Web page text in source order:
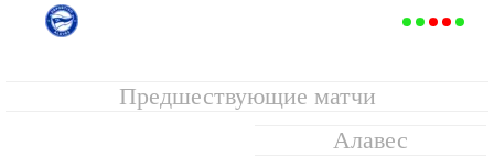
Предшествующие матчи
Алавес